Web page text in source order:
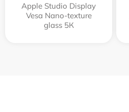
Apple Studio Display
Vesa Nano-texture
glass 5К